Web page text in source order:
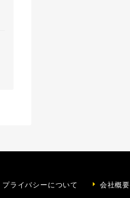
プライバシーについて 会社概要